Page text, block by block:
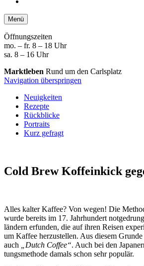
Menü
Öffnungszeiten
mo. – fr. 8 – 18 Uhr
sa. 8 – 16 Uhr
Marktleben Rund um den Carlsplatz
Navigation überspringen
Neuigkeiten
Rezepte
Rückblicke
Portraits
Kurz gefragt
Cold BrewKoffeinkick
Alles kalter Kaffee? Von wegen! Die
wurde bereits im 17. Jahr­hundert
ländern erfunden, die auf ihren Reisen
um Kaffee her­zustellen. Aus diesem
auch
„Dutch Coffee“. Auch bei den
tungsmethode damals schon sehr populär.